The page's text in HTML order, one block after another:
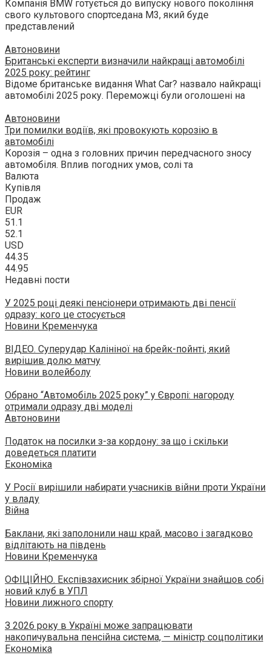
Компанія BMW готується до випуску нового покоління
свого культового спортседана M3, який буде
представлений
Автоновини
Британські експерти визначили найкращі автомобілі
2025 року: рейтинг
Відоме британське видання What Car? назвало найкращі
автомобілі 2025 року. Переможці були оголошені на
Автоновини
Три помилки водіїв, які провокують корозію в
автомобілі
Корозія – одна з головних причин передчасного зносу
автомобіля. Вплив погодних умов, солі та
Валюта
Купівля
Продаж
EUR
51.1
52.1
USD
44.35
44.95
Недавні пости
У 2025 році деякі пенсіонери отримають дві пенсії
одразу: кого це стосується
Новини Кременчука
ВІДЕО. Суперудар Калініної на брейк-пойнті, який
вирішив долю матчу
Новини волейболу
Обрано “Автомобіль 2025 року” у Європі: нагороду
отримали одразу дві моделі
Автоновини
Податок на посилки з-за кордону: за що і скільки
доведеться платити
Економіка
У Росії вирішили набирати учасників війни проти України
у владу
Війна
Баклани, які заполонили наш край, масово і загадково
відлітають на південь
Новини Кременчука
ОФІЦІЙНО. Експівзахисник збірної України знайшов собі
новий клуб в УПЛ
Новини лижного спорту
З 2026 року в Україні може запрацювати
накопичувальна пенсійна система, — міністр соцполітики
Економіка